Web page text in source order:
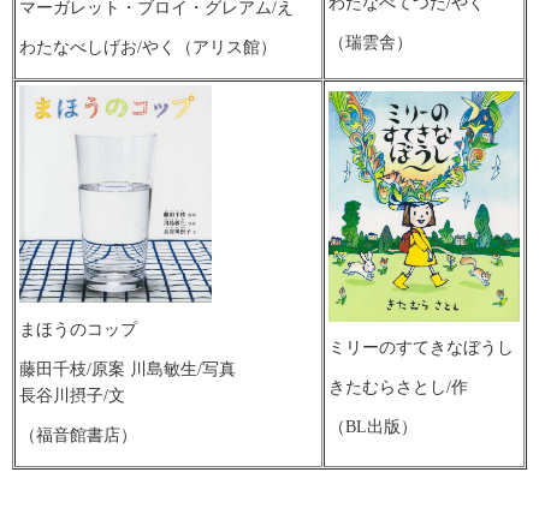
マーガレット・ブロイ・グレアム/え
わたなべしげお/やく（アリス館） （瑞雲舎）
まほうのコップ
藤田千枝/原案 川島敏生/写真
長谷川摂子/文
（福音館書店）
ミリーのすてきなぼうし
きたむらさとし/作
（BL出版）